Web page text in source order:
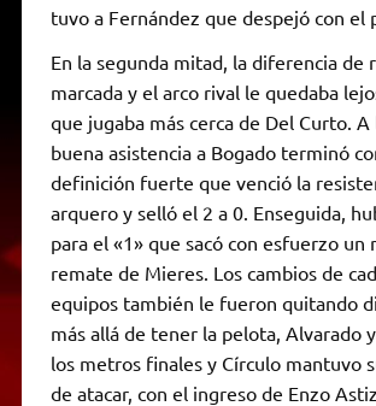
tuvo a Fernández que despejó con el
En la segunda mitad, la diferencia de
marcada y el arco rival le quedaba
que jugaba más cerca de Del Curto. A
buena asistencia a Bogado terminó
definición fuerte que venció la
arquero y selló el 2 a 0. Enseguida,
para el «1» que sacó con esfuerzo un
remate de Mieres. Los cambios de
equipos también le fueron quitando
más allá de tener la pelota, Alvarado
los metros finales y Círculo mantuvo
de atacar, con el ingreso de Enzo